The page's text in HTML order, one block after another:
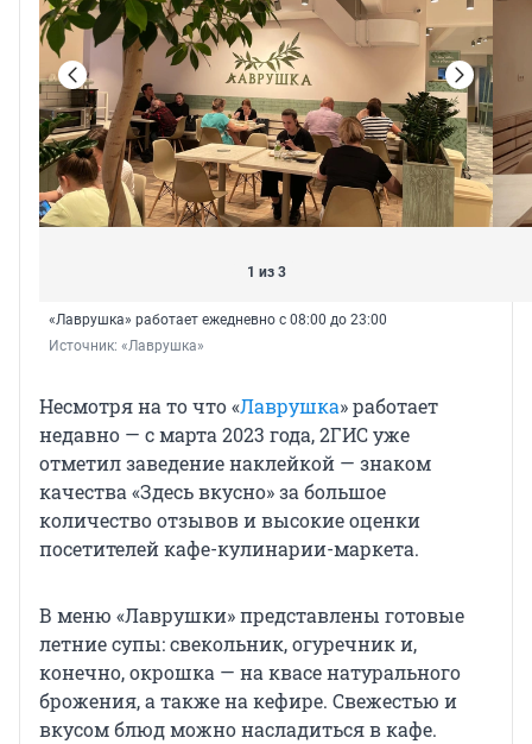
1 из 3
«Лаврушка» работает ежедневно с 08:00 до 23:00
Источник: «Лаврушка»
Несмотря на то что «Лаврушка» работает
недавно — с марта 2023 года, 2ГИС уже
отметил заведение наклейкой — знаком
качества «Здесь вкусно» за большое
количество отзывов и высокие оценки
посетителей кафе-кулинарии-маркета.
В меню «Лаврушки» представлены готовые
летние супы: свекольник, огуречник и,
конечно, окрошка — на квасе натурального
брожения, а также на кефире. Свежестью и
вкусом блюд можно насладиться в кафе.